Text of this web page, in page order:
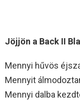
Jöjjön a Back II
Mennyi hűvös
Mennyit
Mennyi dalba